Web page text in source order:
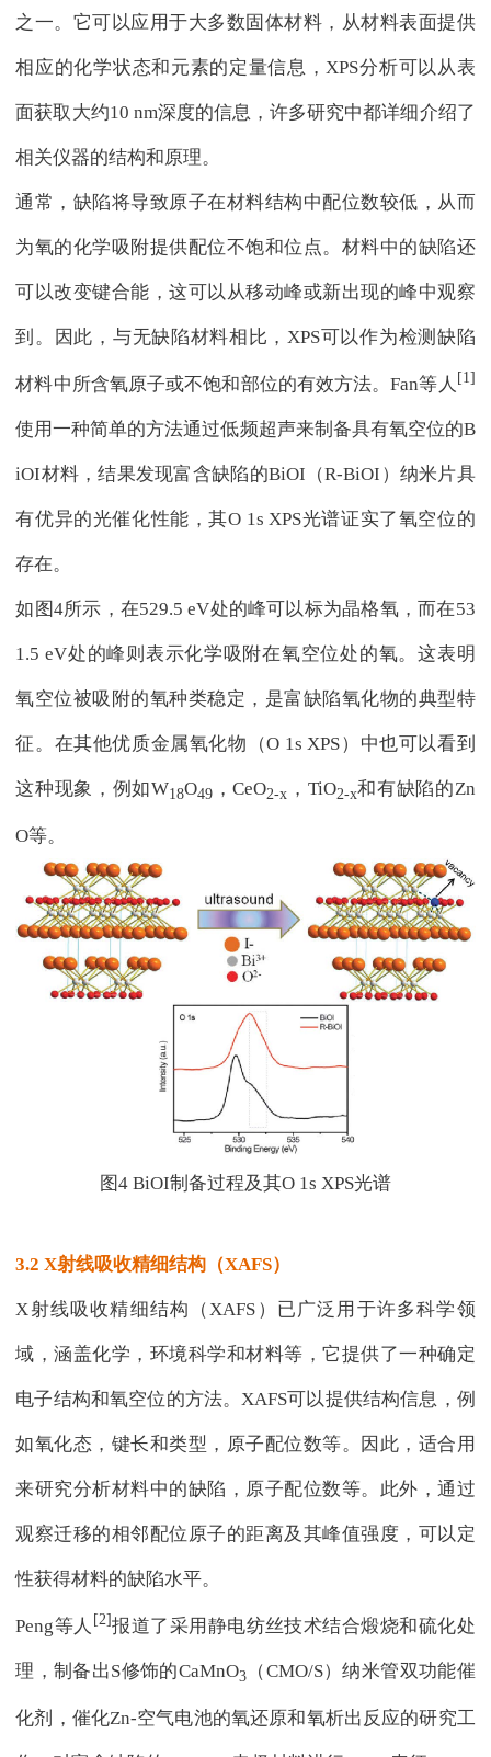
之一。它可以应用于大多数固体材料，从材料表面提供
相应的化学状态和元素的定量信息，XPS分析可以从表
面获取大约10 nm深度的信息，许多研究中都详细介绍了
相关仪器的结构和原理。
通常，缺陷将导致原子在材料结构中配位数较低，从而
为氧的化学吸附提供配位不饱和位点。材料中的缺陷还
可以改变键合能，这可以从移动峰或新出现的峰中观察
到。因此，与无缺陷材料相比，XPS可以作为检测缺陷
材料中所含氧原子或不饱和部位的有效方法。Fan等人 [1]
使用一种简单的方法通过低频超声来制备具有氧空位的B
iOI材料，结果发现富含缺陷的BiOI（R-BiOI）纳米片具
有优异的光催化性能，其O 1s XPS光谱证实了氧空位的
存在。
如图4所示，在529.5 eV处的峰可以标为晶格氧，而在53
1.5 eV处的峰则表示化学吸附在氧空位处的氧。这表明
氧空位被吸附的氧种类稳定，是富缺陷氧化物的典型特
征。在其他优质金属氧化物（O 1s XPS）中也可以看到
这种现象，例如W18O49 ，CeO2-x ，TiO2-x和有缺陷的Zn
O等。
图4 BiOI制备过程及其O 1s XPS光谱
3.2 X射线吸收精细结构（XAFS）
X射线吸收精细结构（XAFS）已广泛用于许多科学领
域，涵盖化学，环境科学和材料等，它提供了一种确定
电子结构和氧空位的方法。XAFS可以提供结构信息，例
如氧化态，键长和类型，原子配位数等。因此，适合用
来研究分析材料中的缺陷，原子配位数等。此外，通过
观察迁移的相邻配位原子的距离及其峰值强度，可以定
性获得材料的缺陷水平。
Peng等人 [2]报道了采用静电纺丝技术结合煅烧和硫化处
理，制备出S修饰的CaMnO3 （CMO/S）纳米管双功能催
化剂，催化Zn-空气电池的氧还原和氧析出反应的研究工